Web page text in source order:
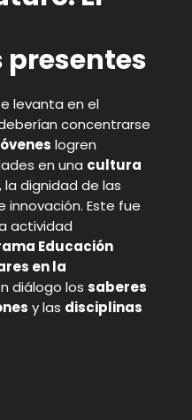
presentes
levanta en el
concentrarse
logren
en una cultura
, la dignidad de las
innovación. Este fue
actividad
Educación
en la
diálogo los saberes
y las disciplinas